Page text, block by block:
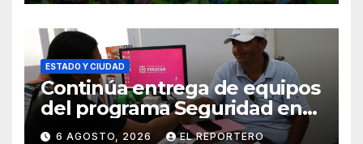
ESTADO Y CIUDAD
Continúa entrega de equipos
del programa Seguridad en
el Mar
6 AGOSTO, 2026 EL REPORTERO